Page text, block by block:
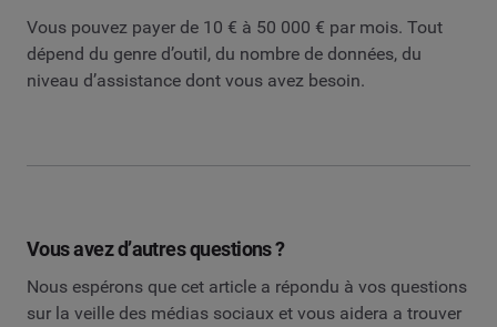
Vous pouvez payer de 10 € à 50 000 € par mois. Tout
dépend du genre d’outil, du nombre de données, du
niveau d’assistance dont vous avez besoin.
Vous avez d’autres questions ?
Nous espérons que cet article a répondu à vos questions
sur la veille des médias sociaux et vous aidera a trouver